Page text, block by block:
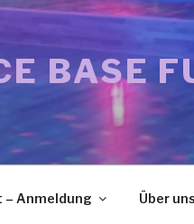
BASE
– Anmeldung Über uns